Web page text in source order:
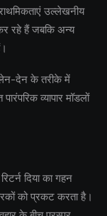
उल्लेखनीय
रहे हैं जबकि अन्य
लेन-देन के तरीके में
व्यापार मॉडलों
दिया का गहन
को प्रकट करता है।